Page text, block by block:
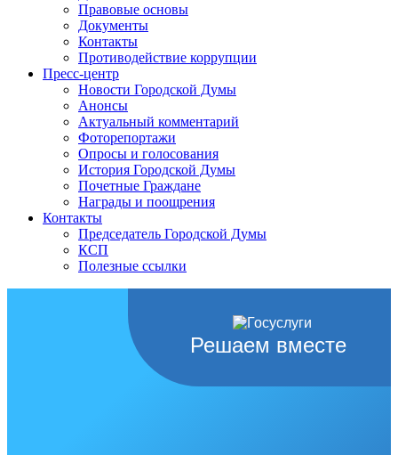
Правовые основы
Документы
Контакты
Противодействие коррупции
Пресс-центр
Новости Городской Думы
Анонсы
Актуальный комментарий
Фоторепортажи
Опросы и голосования
История Городской Думы
Почетные Граждане
Награды и поощрения
Контакты
Председатель Городской Думы
КСП
Полезные ссылки
Решаем вместе